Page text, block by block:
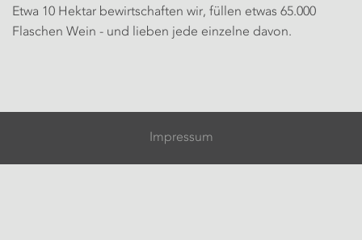
Etwa 10 Hektar bewirtschaften wir, füllen etwas 65.000
Flaschen Wein - und lieben jede einzelne davon.
Impressum